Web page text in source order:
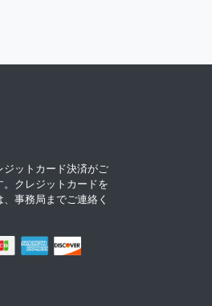
ジットカード決済がご
クレジットカードを
事務局までご連絡く